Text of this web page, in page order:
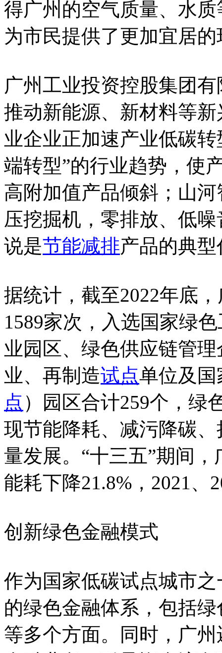
得广州的空气质量、水
为市民提供了更加宜居
广州工业投资控股集团
推动新能源、新材料等
业企业正加速产业低碳
端转型”的行业趋势，使
高附加值产品倾斜；山
压挖掘机，零排放、低
说是节能减排产品的典
据统计，截至2022年底
1589家次，入选国家绿
业园区、绿色供应链管
业、再制造试点单位及
点 ）园区合计259个，绿
现节能降耗、减污降碳
量发展。“十三五”期间
能耗下降21.8%，2021、
创新绿色金融模式
作为国家低碳试点城市
的绿色金融体系，包括
等多个方面。同时，广